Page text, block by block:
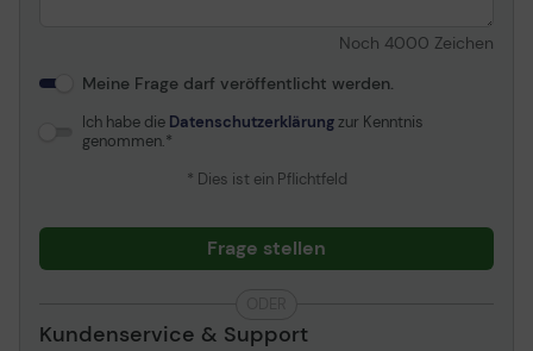
Noch 4000 Zeichen
Meine Frage darf veröffentlicht werden.
Ich habe die Datenschutzerklärungzur Kenntnis
genommen.
* Dies ist ein Pflichtfeld
Frage stellen
Kundenservice & Support